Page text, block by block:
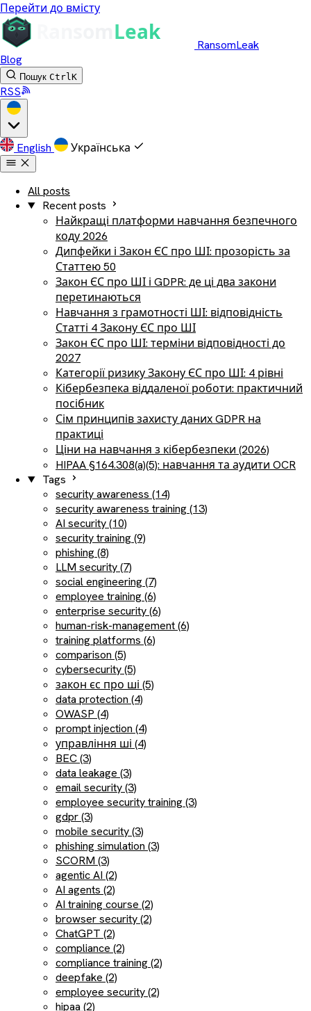
Перейти до вмісту
RansomLeak
Blog
Пошук CtrlK
RSS
English Українська
All posts
Recent posts
Найкращі платформи навчання безпечного
коду 2026
Дипфейки і Закон ЄС про ШІ: прозорість за
Статтею 50
Закон ЄС про ШІ і GDPR: де ці два закони
перетинаються
Навчання з грамотності ШІ: відповідність
Статті 4 Закону ЄС про ШІ
Закон ЄС про ШІ: терміни відповідності до
2027
Категорії ризику Закону ЄС про ШІ: 4 рівні
Кібербезпека віддаленої роботи: практичний
посібник
Сім принципів захисту даних GDPR на
практиці
Ціни на навчання з кібербезпеки (2026)
HIPAA §164.308(a)(5): навчання та аудити OCR
Tags
security awareness (14)
security awareness training (13)
AI security (10)
security training (9)
phishing (8)
LLM security (7)
social engineering (7)
employee training (6)
enterprise security (6)
human-risk-management (6)
training platforms (6)
comparison (5)
cybersecurity (5)
закон єс про ші (5)
data protection (4)
OWASP (4)
prompt injection (4)
управління ші (4)
BEC (3)
data leakage (3)
email security (3)
employee security training (3)
gdpr (3)
mobile security (3)
phishing simulation (3)
SCORM (3)
agentic AI (2)
AI agents (2)
AI training course (2)
browser security (2)
ChatGPT (2)
compliance (2)
compliance training (2)
deepfake (2)
employee security (2)
hipaa (2)